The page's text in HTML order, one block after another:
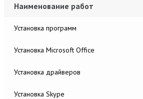
Наименование работ
Установка программ
Установка Microsoft Office
Установка драйверов
Установка Skype